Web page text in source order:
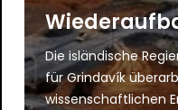
Die isländische
für Grindavík
wissenschaftlichen